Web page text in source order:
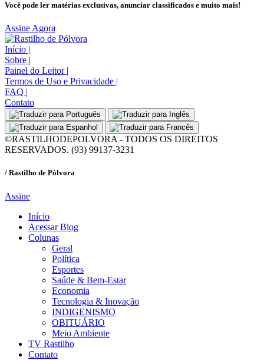
Você pode ler matérias exclusivas, anunciar classificados e muito mais!
Assine Agora
Início |
Sobre |
Painel do Leitor |
Termos de Uso e Privacidade |
FAQ |
Contato
©RASTILHODEPOLVORA - TODOS OS DIREITOS
RESERVADOS. (93) 99137-3231
/ Rastilho de Pólvora
Assine
Início
Acessar Blog
Colunas
Geral
Política
Esportes
Saúde & Bem-Estar
Economia
Tecnologia & Inovação
INDIGENISMO
OBITUÁRIO
Meio Ambiente
TV Rastilho
Contato